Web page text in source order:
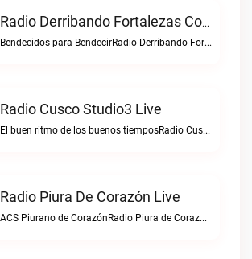
Radio Derribando Fortalezas Con Cristo Live
Bendecidos para BendecirRadio Derribando Fortalezas con Cristo live
Radio Cusco Studio3 Live
El buen ritmo de los buenos tiemposRadio Cusco Studio3 live
Radio Piura De Corazón Live
ACS Piurano de CorazónRadio Piura de Corazón live